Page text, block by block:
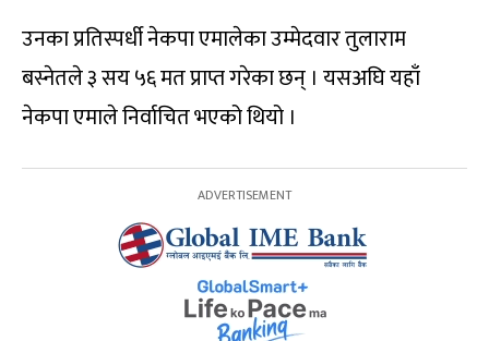
उनका प्रतिस्पर्धी नेकपा एमालेका उम्मेदवार तुलाराम
बस्नेतले ३ सय ५६ मत प्राप्त गरेका छन् । यसअघि यहाँ
नेकपा एमाले निर्वाचित भएको थियो ।